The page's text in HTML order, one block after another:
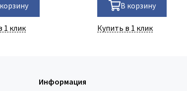
1 клик
В корзину
Купить в 1 клик
Информация